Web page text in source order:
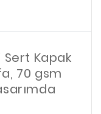
Kapak
70 gsm